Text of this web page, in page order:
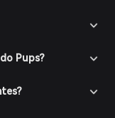
Pups?